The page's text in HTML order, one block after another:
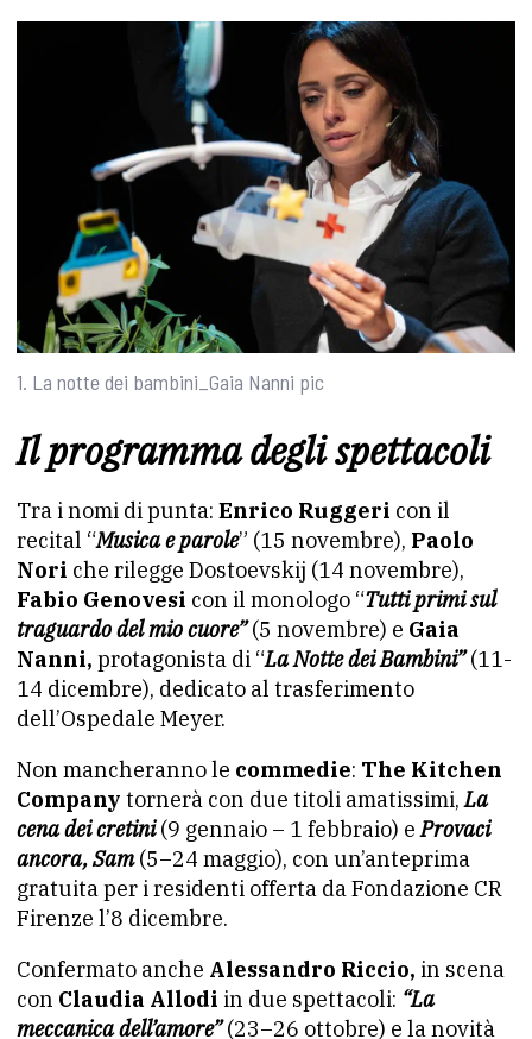
1. La notte dei bambini_Gaia Nanni pic
Il programma degli spettacoli
Tra i nomi di punta: Enrico Ruggeri con il
recital “Musica e parole” (15 novembre), Paolo
Nori che rilegge Dostoevskij (14 novembre),
Fabio Genovesi con il monologo “Tutti primi sul
traguardo del mio cuore” (5 novembre) e Gaia
Nanni, protagonista di “La Notte dei Bambini”(11-
14 dicembre), dedicato al trasferimento
dell’Ospedale Meyer.
Non mancheranno le commedie: The Kitchen
Company tornerà con due titoli amatissimi,La
cena dei cretini(9 gennaio – 1 febbraio) eProvaci
ancora, Sam(5–24 maggio), con un’anteprima
gratuita per i residenti offerta da Fondazione CR
Firenze l’8 dicembre.
Confermato anche Alessandro Riccio, in scena
con Claudia Allodi in due spettacoli: “La
meccanica dell’amore”(23–26 ottobre) e la novità